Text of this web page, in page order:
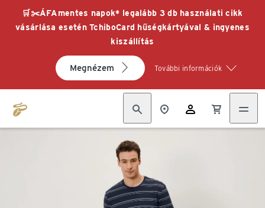
🛒✂️ÁFAmentes napok* legalább 3 db használati cikk
vásárlása esetén TchiboCard hűségkártyával & ingyenes
kiszállítás
Megnézem További információk